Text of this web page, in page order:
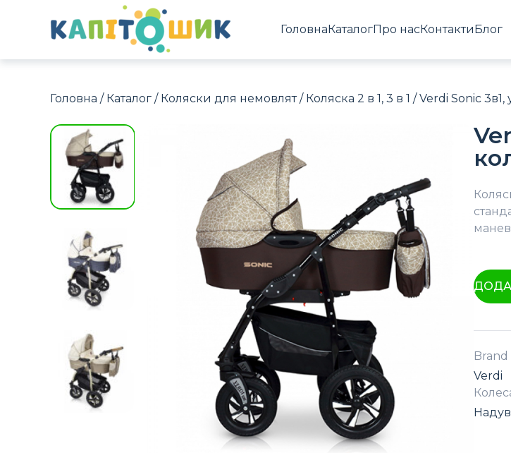
ГоловнаКаталогПро насКонтактиБлог
Головна / Каталог / Коляски для немовлят/ Коляска 2 в 1, 3 в 1 / Verdi Sonic 3в1,
Brand
Verdi